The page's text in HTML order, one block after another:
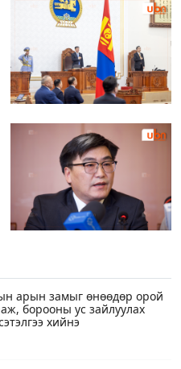
арын замыг өнөөдөр орой
борооны ус зайлуулах
хийнэ